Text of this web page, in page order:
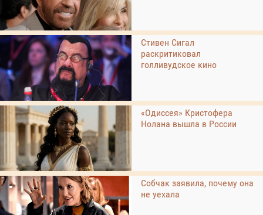
Стивен Сигал
раскритиковал
голливудское кино
«Одиссея» Кристофера
Нолана вышла в России
Собчак заявила, почему она
не уехала